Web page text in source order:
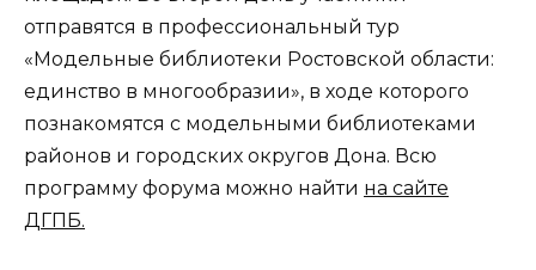
отправятся в профессиональный тур
«Модельные библиотеки Ростовской области:
единство в многообразии», в ходе которого
познакомятся с модельными библиотеками
районов и городских округов Дона. Всю
программу форума можно найти на сайте
ДГПБ.